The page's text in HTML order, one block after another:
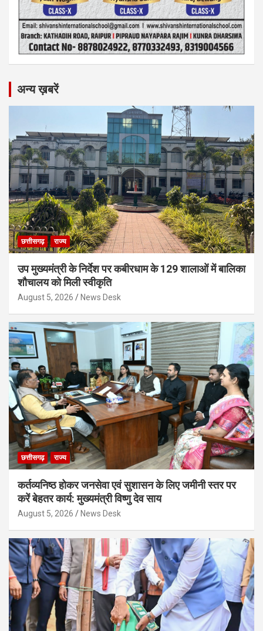
अन्य ख़बरें
छत्तीसगढ़ राज्य
उप मुख्यमंत्री के निर्देश पर कबीरधाम के 129 शालाओं में बालिका
शौचालय को मिली स्वीकृति
August 5, 2026 News Desk
छत्तीसगढ़ राज्य
कर्तव्यनिष्ठ होकर जनसेवा एवं सुशासन के लिए जमीनी स्तर पर
करें बेहतर कार्य: मुख्यमंत्री विष्णु देव साय
August 5, 2026 News Desk